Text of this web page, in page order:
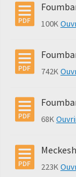
100K
742K
68K
223K